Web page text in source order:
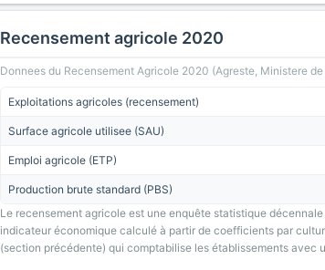
Recensement agricole 2020
Donnees du Recensement Agricole 2020 (Agreste, Ministere
Exploitations agricoles (recensement)
Surface agricole utilisee (SAU)
Emploi agricole (ETP)
Production brute standard (PBS)
Le recensement agricole est une enquête statistique
indicateur économique calculé à partir de coefficients par
(section précédente) qui comptabilise les établissements avec